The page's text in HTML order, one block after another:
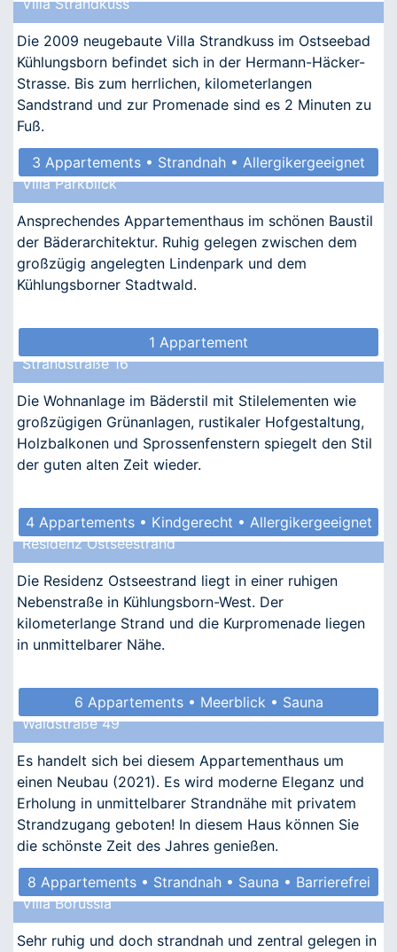
Villa Strandkuss
Die 2009 neugebaute Villa Strandkuss im Ostseebad
Kühlungsborn befindet sich in der Hermann-Häcker-
Strasse. Bis zum herrlichen, kilometerlangen
Sandstrand und zur Promenade sind es 2 Minuten zu
Fuß.
3 Appartements • Strandnah • Allergikergeeignet
Villa Parkblick
Ansprechendes Appartementhaus im schönen Baustil
der Bäderarchitektur. Ruhig gelegen zwischen dem
großzügig angelegten Lindenpark und dem
Kühlungsborner Stadtwald.
1 Appartement
Strandstraße 16
Die Wohnanlage im Bäderstil mit Stilelementen wie
großzügigen Grünanlagen, rustikaler Hofgestaltung,
Holzbalkonen und Sprossenfenstern spiegelt den Stil
der guten alten Zeit wieder.
4 Appartements • Kindgerecht • Allergikergeeignet
Residenz Ostseestrand
Die Residenz Ostseestrand liegt in einer ruhigen
Nebenstraße in Kühlungsborn-West. Der
kilometerlange Strand und die Kurpromenade liegen
in unmittelbarer Nähe.
6 Appartements • Meerblick • Sauna
Waldstraße 49
Es handelt sich bei diesem Appartementhaus um
einen Neubau (2021). Es wird moderne Eleganz und
Erholung in unmittelbarer Strandnähe mit privatem
Strandzugang geboten! In diesem Haus können Sie
die schönste Zeit des Jahres genießen.
8 Appartements • Strandnah • Sauna • Barrierefrei
Villa Borussia
Sehr ruhig und doch strandnah und zentral gelegen in